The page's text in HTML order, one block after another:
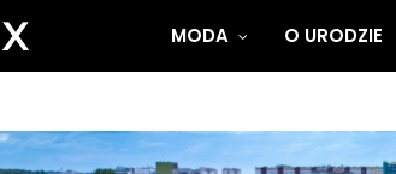
MODA O URODZIE